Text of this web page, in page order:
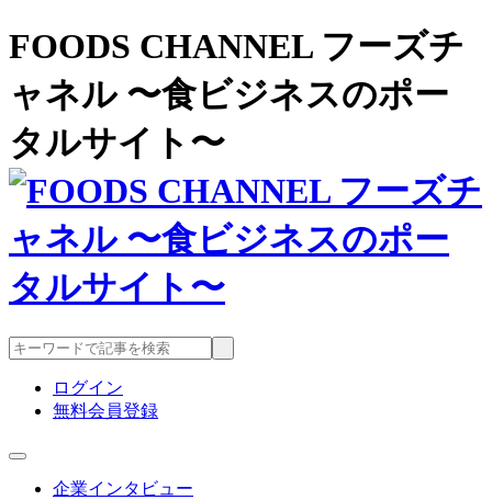
FOODS CHANNEL フーズチ
ャネル 〜食ビジネスのポー
タルサイト〜
ログイン
無料会員登録
企業インタビュー